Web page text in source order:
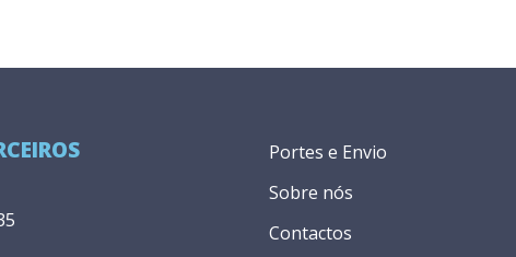
Portes e Envio
Sobre nós
Contactos